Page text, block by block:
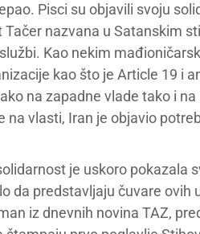
Pisci su objavili svoju
nazvana u Satanskim
Kao nekim
kao što je Article 19 i
na zapadne vlade tako i
na vlasti, Iran je objavio
je uskoro pokazala
da predstavljaju čuvare ovih
iz dnevnih novina TAZ,